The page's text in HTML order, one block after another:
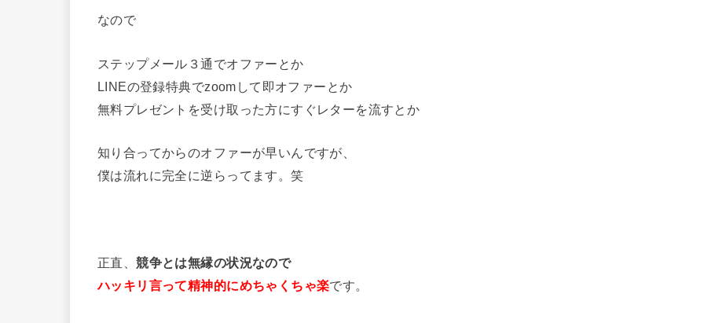
なので
ステップメール３通でオファーとか
LINEの登録特典でzoomして即オファーとか
無料プレゼントを受け取った方にすぐレターを流すとか
知り合ってからのオファーが早いんですが、
僕は流れに完全に逆らってます。笑
正直、競争とは無縁の状況なので
ハッキリ言って精神的にめちゃくちゃ楽です。